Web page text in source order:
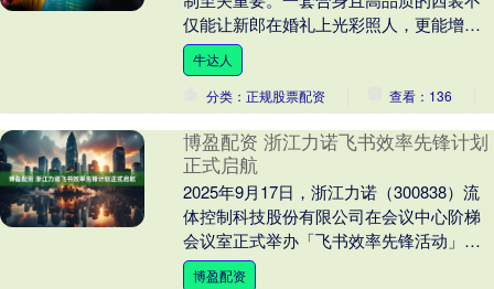
仅能让新郎在婚礼上光彩照人，更能增添
婚礼的庄重与浪漫氛围。然而，面对市场
上众多的婚礼西服....
牛达人
分类：正规股票配资
查看：136
博盈配资 浙江力诺飞书效率先锋计划
正式启航
2025年9月17日，浙江力诺（300838）流
体控制科技股份有限公司在会议中心阶梯
会议室正式举办「飞书效率先锋活动」开
营仪式，标志着公司数字化协作进程迈入
博盈配资